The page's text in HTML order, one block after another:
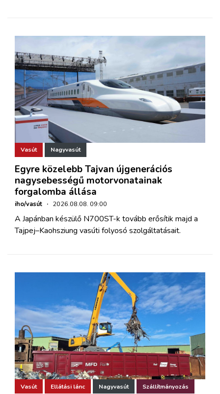
Vasút Nagyvasút
Egyre közelebb Tajvan újgenerációs
nagysebességű motorvonatainak
forgalomba állása
iho/vasút · 2026.08.08. 09:00
A Japánban készülő N700ST-k tovább erősítik majd a
Tajpej–Kaohsziung vasúti folyosó szolgáltatásait.
Vasút Ellátási lánc Nagyvasút Szállítmányozás